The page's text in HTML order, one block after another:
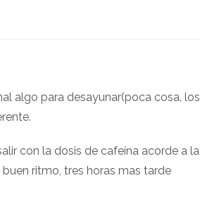
algo para desayunar(poca cosa, los
con la dosis de cafeína acorde a la
ritmo, tres horas mas tarde